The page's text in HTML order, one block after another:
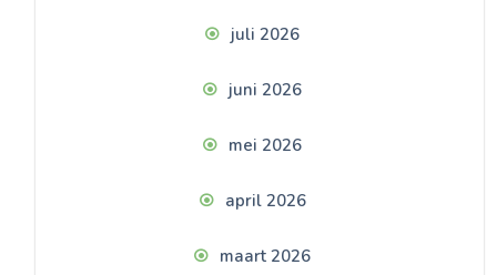
juli 2026
juni 2026
mei 2026
april 2026
maart 2026